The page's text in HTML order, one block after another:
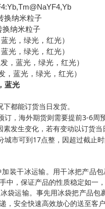
换纳米粒子
换纳米粒子
光，绿光，红光）
光，绿光，红光）
，蓝光，绿光，红光）
，蓝光，绿光，红光）
蓝光
都能订货当日发货。
订，海外期货则需要提前3-6周
发生变化，若有变动以订货当
城市可到 17点整，因超过截止
装干冰运输。用干冰把产品
中，保证产品的性质稳定如一
袋运输。事先用冰袋把产品
，安全快速高效放心的送至客